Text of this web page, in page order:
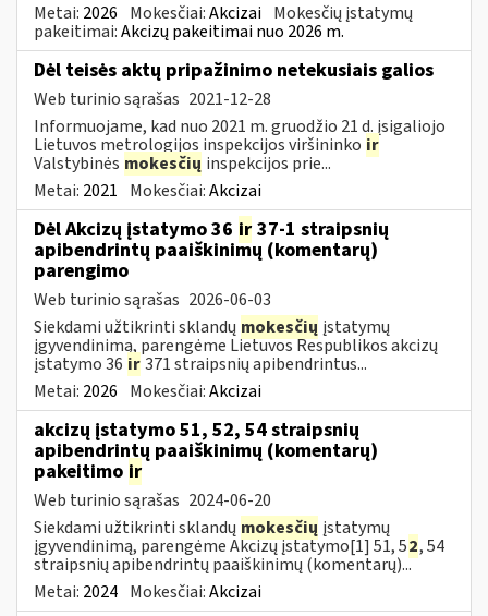
Metai: 2026 Mokesčiai:Akcizai Mokesčių įstatymų
pakeitimai:Akcizų pakeitimai nuo 2026 m.
Dėl teisės aktų pripažinimo netekusiais galios
Web turinio sąrašas 2021-12-28
Informuojame, kad nuo 2021 m. gruodžio 21 d. įsigaliojo
Lietuvos metrologijos inspekcijos viršininko ir
Valstybinės mokesčių inspekcijos prie...
Metai: 2021 Mokesčiai:Akcizai
Dėl Akcizų įstatymo 36 ir 37-1 straipsnių
apibendrintų paaiškinimų (komentarų)
parengimo
Web turinio sąrašas 2026-06-03
Siekdami užtikrinti sklandų mokesčių įstatymų
įgyvendinimą, parengėme Lietuvos Respublikos akcizų
įstatymo 36 ir371 straipsnių apibendrintus...
Metai: 2026 Mokesčiai:Akcizai
akcizų įstatymo 51, 52, 54 straipsnių
apibendrintų paaiškinimų (komentarų)
pakeitimo ir
Web turinio sąrašas 2024-06-20
Siekdami užtikrinti sklandų mokesčių įstatymų
įgyvendinimą, parengėme Akcizų įstatymo[1] 51, 52, 54
straipsnių apibendrintų paaiškinimų (komentarų)...
Metai: 2024 Mokesčiai:Akcizai